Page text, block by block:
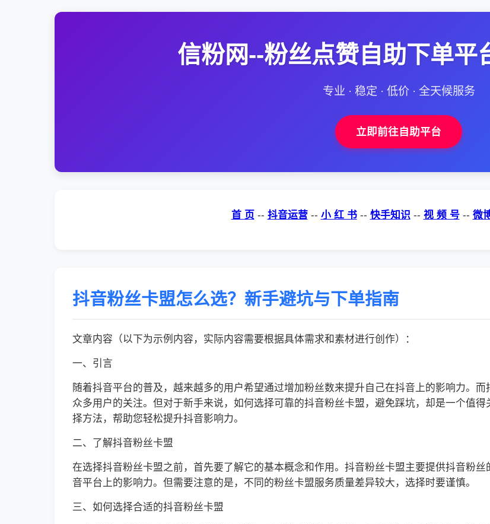
信粉网--粉丝点赞自助下单平
专业 · 稳定 · 低价 · 全天候服务
立即前往自助平台
首 页 -- 抖音运营 -- 小 红 书 -- 快手知识 -- 视 频 号 -- 微
抖音粉丝卡盟怎么选？新手避坑与下单指南
文章内容（以下为示例内容，实际内容需要根据具体需求和素材进行创作）：
一、引言
随着抖音平台的普及，越来越多的用户希望通过增加粉丝数来提升自己在抖音上的影响力。
众多用户的关注。但对于新手来说，如何选择可靠的抖音粉丝卡盟，避免踩坑，却是一个值
择方法，帮助您轻松提升抖音影响力。
二、了解抖音粉丝卡盟
在选择抖音粉丝卡盟之前，首先要了解它的基本概念和作用。抖音粉丝卡盟主要提供抖音粉
音平台上的影响力。但需要注意的是，不同的粉丝卡盟服务质量差异较大，选择时要谨慎。
三、如何选择合适的抖音粉丝卡盟